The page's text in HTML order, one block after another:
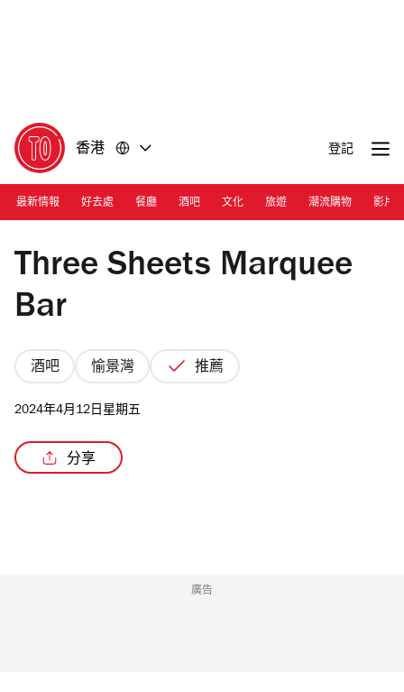
香港 登記
最新情報 好去處 餐廳 酒吧 文化 旅遊 潮流購物 影片
Photograph: Courtesy Three Sheets Marquee Bar
Three Sheets Marquee
Bar
酒吧 愉景灣 推薦
2024年4月12日星期五
分享
廣告